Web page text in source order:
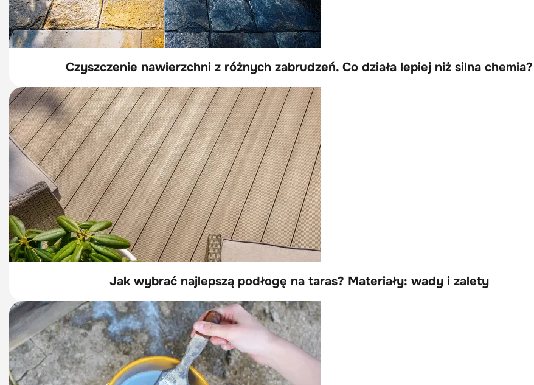
Czyszczenie nawierzchni z różnych zabrudzeń. Co działa lepiej niż silna chemia?
Jak wybrać najlepszą podłogę na taras? Materiały: wady i zalety